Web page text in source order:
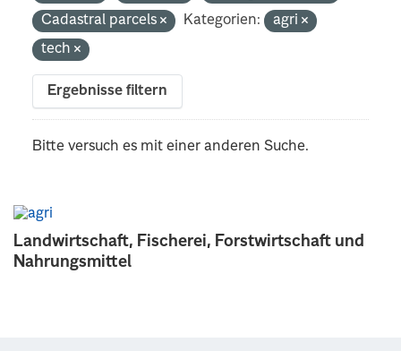
Landwirtschaft, Fischerei, Forstwirtschaft und
Nahrungsmittel
Cadastral parcels
Kategorien:
agri
tech
Ergebnisse filtern
Bitte versuch es mit einer anderen Suche.